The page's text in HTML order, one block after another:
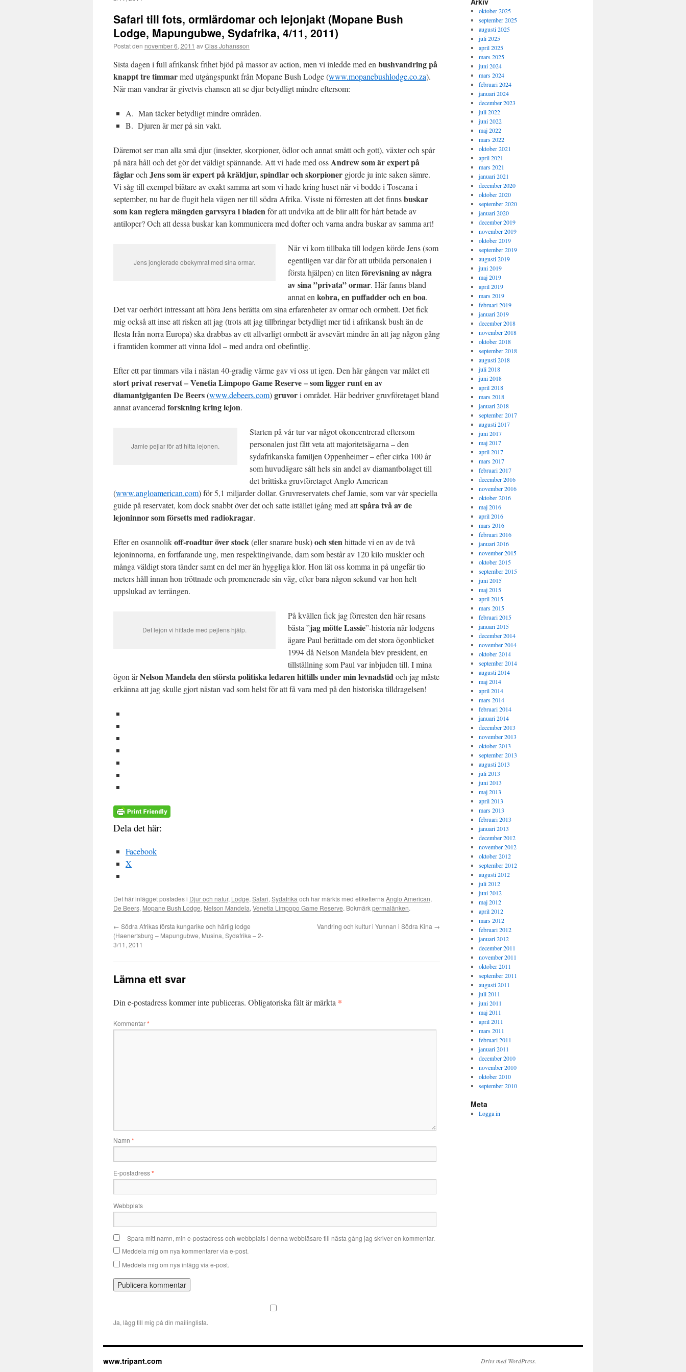
Safari till fots, ormlärdomar och lejonjakt (Mopane Bush
Lodge, Mapungubwe, Sydafrika, 4/11, 2011)
Postat den november 6, 2011 avClas Johansson
Sista dagen i full afrikansk frihet bjöd på massor av action, men vi inledde med en bushvandring på
knappt tre timmarmed utgångspunkt från Mopane Bush Lodge (www.mopanebushlodge.co.za).
När man vandrar är givetvis chansen att se djur betydligt mindre eftersom:
A. Man täcker betydligt mindre områden.
B. Djuren är mer på sin vakt.
Däremot ser man alla små djur (insekter, skorpioner, ödlor och annat smått och gott), växter och spår
på nära håll och det gör det väldigt spännande. Att vi hade med ossAndrew som är expert på
fåglaroch Jens som är expert på kräldjur, spindlar och skorpioner gjorde ju inte saken sämre.
Vi såg till exempel biätare av exakt samma art som vi hade kring huset när vi bodde i Toscana i
september, nu har de flugit hela vägen ner till södra Afrika. Visste ni förresten att det finnsbuskar
som kan reglera mängden garvsyra i bladenför att undvika att de blir allt för hårt betade av
antiloper? Och att dessa buskar kan kommunicera med dofter och varna andra buskar av samma art!
Jens jonglerade obekymrat med sina ormar.
När vi kom tillbaka till lodgen körde Jens (som
egentligen var där för att utbilda personalen i
första hjälpen) en liten förevisning av några
av sina ”privata” ormar. Här fanns bland
annat en kobra, en puffadder och en boa.
Det var oerhört intressant att höra Jens berätta om sina erfarenheter av ormar och ormbett. Det fick
mig också att inse att risken att jag (trots att jag tillbringar betydligt mer tid i afrikansk bush än de
flesta från norra Europa) ska drabbas av ett allvarligt ormbett är avsevärt mindre än att jag någon gång
i framtiden kommer att vinna Idol – med andra ord obefintlig.
Efter ett par timmars vila i nästan 40-gradig värme gav vi oss ut igen. Den här gången var målet ett
stort privat reservat – Venetia Limpopo Game Reserve – som ligger runt en av
diamantgiganten De Beers(www.debeers.com)gruvori området. Här bedriver gruvföretaget bland
annat avancerad forskning kring lejon.
Jamie pejlar för att hitta lejonen.
Starten på vår tur var något okoncentrerad eftersom
personalen just fått veta att majoritetsägarna – den
sydafrikanska familjen Oppenheimer – efter cirka 100 år
som huvudägare sålt hels sin andel av diamantbolaget till
det brittiska gruvföretaget Anglo American
(www.angloamerican.com) för 5,1 miljarder dollar. Gruvreservatets chef Jamie, som var vår speciella
guide på reservatet, kom dock snabbt över det och satte istället igång med attspåra två av de
lejoninnor som försetts med radiokragar.
Efter en osannolikoff-roadtur över stock(eller snarare busk)och stenhittade vi en av de två
lejoninnorna, en fortfarande ung, men respektingivande, dam som består av 120 kilo muskler och
många väldigt stora tänder samt en del mer än hyggliga klor. Hon lät oss komma in på ungefär tio
meters håll innan hon tröttnade och promenerade sin väg, efter bara någon sekund var hon helt
uppslukad av terrängen.
Det lejon vi hittade med pejlens hjälp.
På kvällen fick jag förresten den här resans
bästa ”jag mötte Lassie”-historia när lodgens
ägare Paul berättade om det stora ögonblicket
1994 då Nelson Mandela blev president, en
tillställning som Paul var inbjuden till. I mina
ögon ärNelson Mandela den största politiska ledaren hittills under min levnadstidoch jag måste
erkänna att jag skulle gjort nästan vad som helst för att få vara med på den historiska tilldragelsen!
Dela det här:
Facebook
X
Det här inlägget postades i Djur och natur, Lodge, Safari, Sydafrika och har märkts med etiketterna Anglo American,
De Beers, Mopane Bush Lodge, Nelson Mandela, Venetia Limpopo Game Reserve. Bokmärkpermalänken.
← Södra Afrikas första kungarike och härlig lodge
(Haenertsburg – Mapungubwe, Musina, Sydafrika – 2-
3/11, 2011
Vandring och kultur i Yunnan i Södra Kina →
Lämna ett svar
Din e-postadress kommer inte publiceras. Obligatoriska fält är märkta *
Kommentar*
Namn *
E-postadress*
Webbplats
Spara mitt namn, min e-postadress och webbplats i denna webbläsare till nästa gång jag skriver en kommentar.
Meddela mig om nya kommentarer via e-post.
Meddela mig om nya inlägg via e-post.
Ja, lägg till mig på din mailinglista.
oktober 2025
september 2025
augusti 2025
juli 2025
april 2025
mars 2025
juni 2024
mars 2024
februari 2024
januari 2024
december 2023
juli 2022
juni 2022
maj 2022
mars 2022
oktober 2021
april 2021
mars 2021
januari 2021
december 2020
oktober 2020
september 2020
januari 2020
december 2019
november 2019
oktober 2019
september 2019
augusti 2019
juni 2019
maj 2019
april 2019
mars 2019
februari 2019
januari 2019
december 2018
november 2018
oktober 2018
september 2018
augusti 2018
juli 2018
juni 2018
april 2018
mars 2018
januari 2018
september 2017
augusti 2017
juni 2017
maj 2017
april 2017
mars 2017
februari 2017
december 2016
november 2016
oktober 2016
maj 2016
april 2016
mars 2016
februari 2016
januari 2016
november 2015
oktober 2015
september 2015
juni 2015
maj 2015
april 2015
mars 2015
februari 2015
januari 2015
december 2014
november 2014
oktober 2014
september 2014
augusti 2014
maj 2014
april 2014
mars 2014
februari 2014
januari 2014
december 2013
november 2013
oktober 2013
september 2013
augusti 2013
juli 2013
juni 2013
maj 2013
april 2013
mars 2013
februari 2013
januari 2013
december 2012
november 2012
oktober 2012
september 2012
augusti 2012
juli 2012
juni 2012
maj 2012
april 2012
mars 2012
februari 2012
januari 2012
december 2011
november 2011
oktober 2011
september 2011
augusti 2011
juli 2011
juni 2011
maj 2011
april 2011
mars 2011
februari 2011
januari 2011
december 2010
november 2010
oktober 2010
september 2010
Meta
Logga in
www.tripant.com Drivs med WordPress.